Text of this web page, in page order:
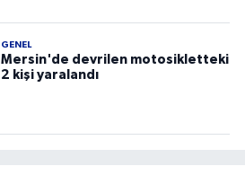
GENEL
Mersin'de devrilen motosikletteki
2 kişi yaralandı